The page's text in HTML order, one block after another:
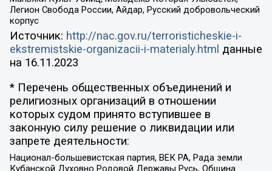
Легион Свобода России, Айдар, Русский добровольческий
корпус
Источник: http://nac.gov.ru/terroristicheskie-i-
ekstremistskie-organizacii-i-materialy.html данные
на 16.11.2023
* Перечень общественных объединений и
религиозных организаций в отношении
которых судом принято вступившее в
законную силу решение о ликвидации или
запрете деятельности:
Национал-большевистская партия, ВЕК РА, Рада земли
Кубанской Духовно Родовой Державы Русь, Община